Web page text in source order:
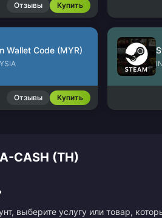
Отзывы Купить
Wallet Code (MYR)
Отзывы Купить
(TH)
выберите услугу или товар,